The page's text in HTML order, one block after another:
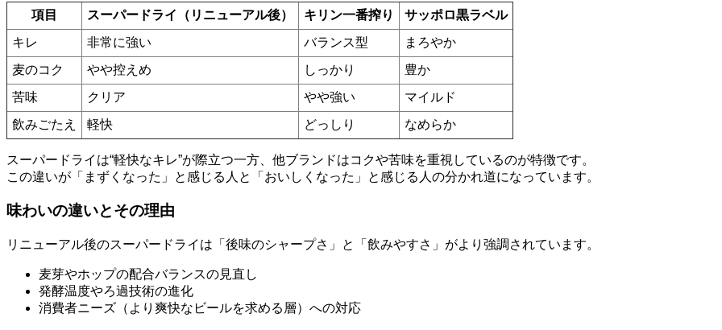
項目 スーパードライ（リニューアル後） キリン一番搾り
サッポロ黒ラベル
キレ
非常に強い バランス型
まろやか
麦のコク
やや控えめ しっかり
豊か
苦味
クリア やや強い
マイルド
飲みごたえ
軽快 どっしり なめらか
スーパードライは“軽快なキレ”が際立つ一方、他ブランドはコクや苦味を重視しているのが特徴です。
この違いが「まずくなった」と感じる人と「おいしくなった」と感じる人の分かれ道になっています。
味わいの違いとその理由
リニューアル後のスーパードライは「後味のシャープさ」と「飲みやすさ」がより強調されています。
麦芽やホップの配合バランスの見直し
発酵温度やろ過技術の進化
消費者ニーズ（より爽快なビールを求める層）への対応